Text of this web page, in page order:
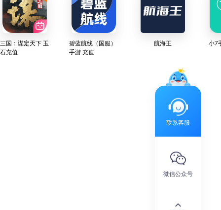
三国：谋定天下 玉
石充值
碧蓝航线（国服）
手游 充值
航海王 小7
联系客服
微信公众号